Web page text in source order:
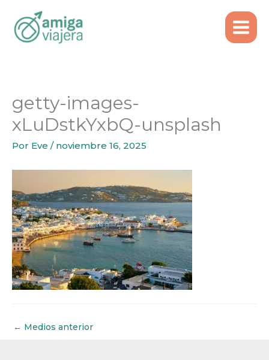
contenido
Verano en Creta: 6 noches todo incluido
getty-images-xLuDstkYxbQ-unsplash
getty-images-
xLuDstkYxbQ-unsplash
Por Eve / noviembre 16, 2025
← Medios anterior